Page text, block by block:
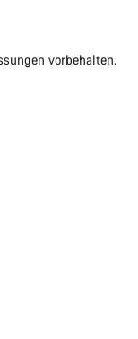
vorbehalten.